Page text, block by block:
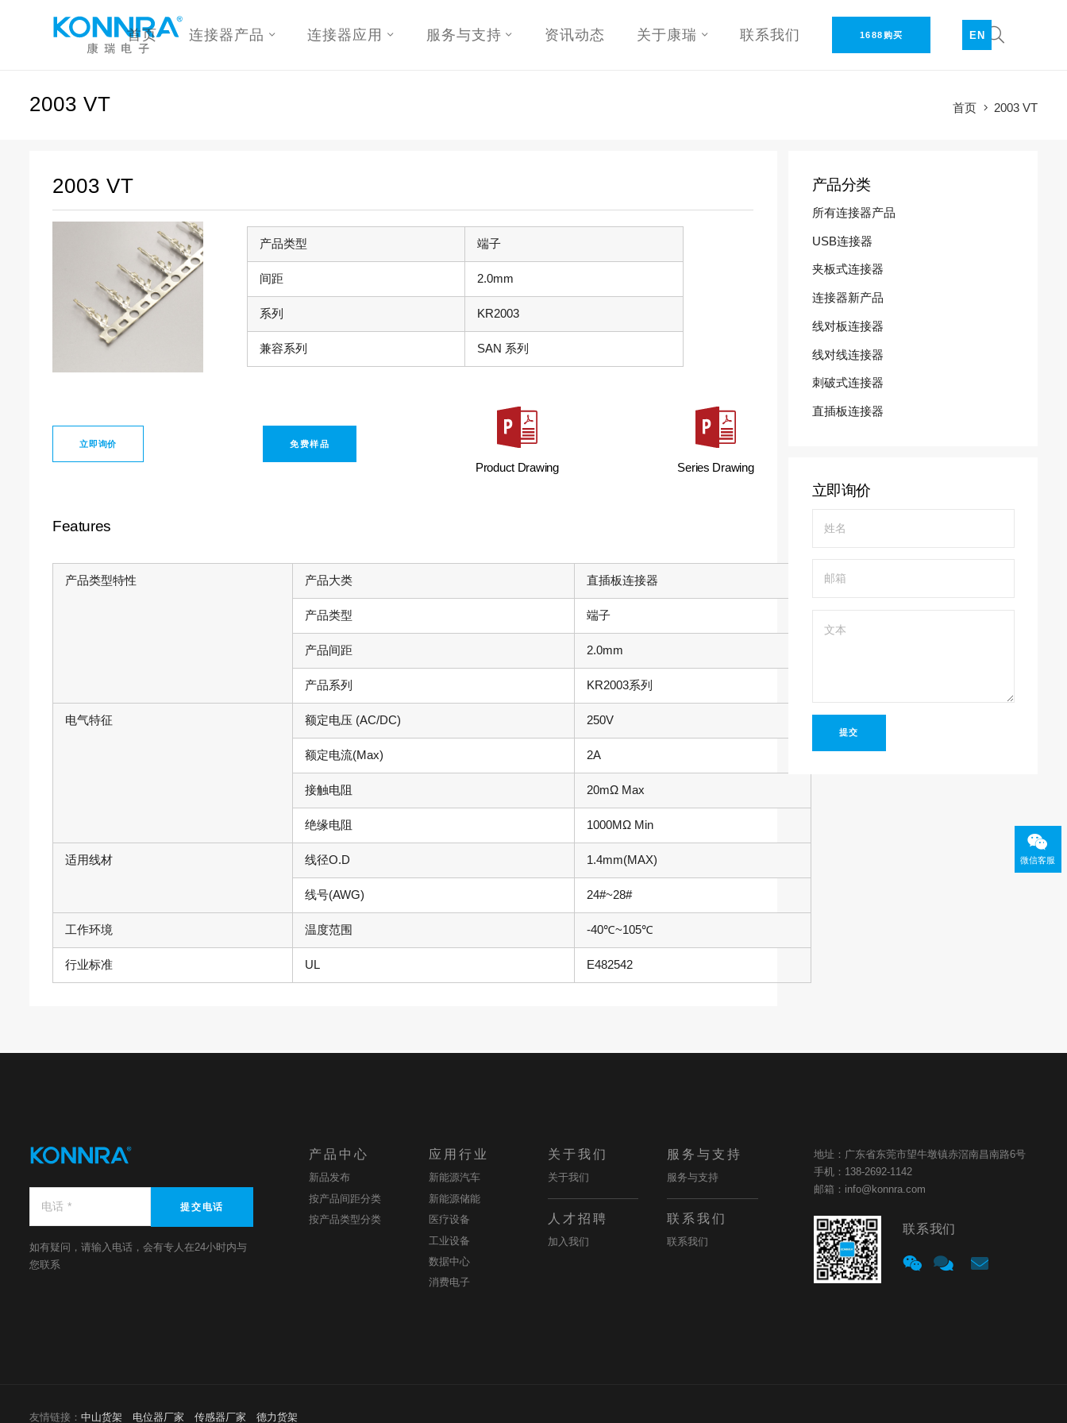
首页 连接器产品 连接器应用 服务与支持 资讯动态 关于康瑞 联系我们 1688购买 EN
2003 VT 首页 2003 VT
2003 VT
产品类型 端子
间距 2.0mm
系列 KR2003
兼容系列 SAN 系列
立即询价 免费样品
Product Drawing Series Drawing
Features
产品类型特性 产品大类 直插板连接器
产品类型 端子
产品间距 2.0mm
产品系列 KR2003系列
电气特征 额定电压 (AC/DC) 250V
额定电流(Max) 2A
接触电阻 20mΩ Max
绝缘电阻 1000MΩ Min
适用线材 线径O.D 1.4mm(MAX)
线号(AWG) 24#~28#
工作环境 温度范围 -40℃~105℃
行业标准 UL E482542
产品分类
所有连接器产品
USB连接器
夹板式连接器
连接器新产品
线对板连接器
线对线连接器
刺破式连接器
直插板连接器
立即询价
提交
提交电话
如有疑问，请输入电话，会有专人在24小时内与
您联系
产品中心
新品发布
按产品间距分类
按产品类型分类
应用行业
新能源汽车
新能源储能
医疗设备
工业设备
数据中心
消费电子
关于我们
关于我们
人才招聘
加入我们
微信客服
服务与支持
服务与支持
联系我们
联系我们
地址：广东省东莞市望牛墩镇赤滘南昌南路6号
手机：138-2692-1142
邮箱：info@konnra.com
联系我们
友情链接： 中山货架 电位器厂家 传感器厂家 德力货架